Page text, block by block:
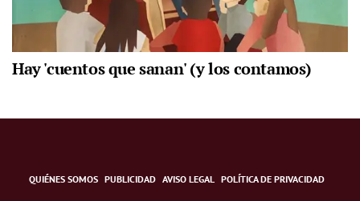
Hay 'cuentos que sanan' (y los contamos)
QUIÉNES SOMOS PUBLICIDAD AVISO LEGAL POLÍTICA DE PRIVACIDAD